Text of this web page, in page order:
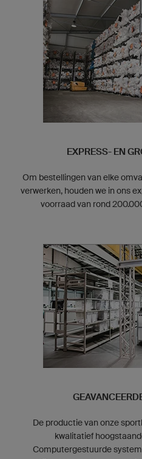
EXPRESS- EN
Om bestellingen van elke
verwerken, houden we in ons
voorraad van rond
De productie van onze
kwalitatief
Computergestuurde